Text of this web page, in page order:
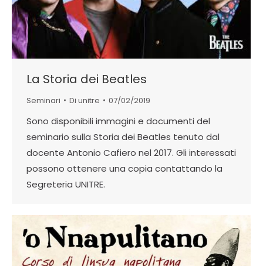
La Storia dei Beatles
Seminari Di unitre 07/02/2019
Sono disponibili immagini e documenti del
seminario sulla Storia dei Beatles tenuto dal
docente Antonio Cafiero nel 2017. Gli interessati
possono ottenere una copia contattando la
Segreteria UNITRE.